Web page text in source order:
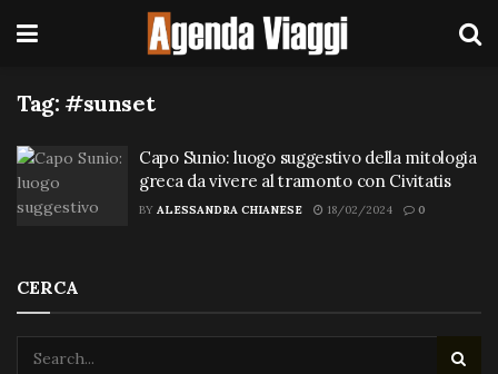
Tag: #sunset
Capo Sunio: luogo suggestivo della mitologia
greca da vivere al tramonto con Civitatis
BY ALESSANDRA CHIANESE 18/02/2024 0
CERCA